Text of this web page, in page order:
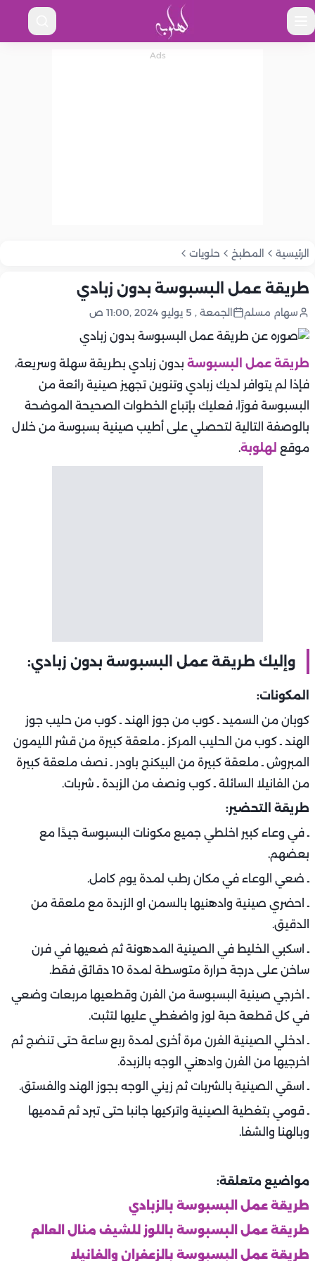
الرئيسية المطبخ حلويات
طريقة عمل البسبوسة بدون زبادي
سهام مسلم الجمعة , 5 يوليو 2024 ,11:00 ص
طريقة عمل البسبوسة بدون زبادي بطريقة سهلة وسريعة،
فإذا لم يتوافر لديك زبادي وتنوين تجهيز صينية رائعة من
البسبوسة فورًا، فعليك بإتباع الخطوات الصحيحة الموضحة
بالوصفة التالية لتحصلي على أطيب صينية بسبوسة من خلال
موقع لهلوبة.
وإليك طريقة عمل البسبوسة بدون زبادي:
المكونات:
كوبان من السميد ـ كوب من جوز الهند ـ كوب من حليب جوز
الهند ـ كوب من ‏الحليب المركز ـ ملعقة كبيرة من قشر الليمون
المبروش ـ ملعقة كبيرة من البيكنج باودر ـ نصف ملعقة كبيرة
من الفانيلا السائلة ـ كوب ونصف من الزبدة ـ شربات.
طريقة التحضير:
ـ في وعاء كبير اخلطي جميع مكونات البسبوسة جيدًا مع
بعضهم.
ـ ضعي الوعاء في مكان رطب لمدة يوم كامل.
ـ احضري صينية وادهنيها بالسمن او الزبدة مع ملعقة من
الدقيق.
ـ اسكبي الخليط في الصينية المدهونة ثم ضعيها في فرن
ساخن على درجة حرارة متوسطة لمدة 10 دقائق فقط.
ـ اخرجي صينية البسبوسة من الفرن وقطعيها مربعات وضعي
في كل قطعة حبة لوز واضغطي عليها لتثبت.
ـ ادخلي الصينية الفرن مرة أخرى لمدة ربع ساعة حتى تنضج ثم
اخرجيها من الفرن وادهني الوجه بالزبدة.
ـ اسقي الصينية بالشربات ثم زيني الوجه بجوز الهند والفستق.
ـ قومي بتغطية الصينية واتركيها جانبا حتى تبرد ثم قدميها
وبالهنا والشفا.
مواضيع متعلقة:
طريقة عمل البسبوسة بالزبادي
طريقة عمل البسبوسة باللوز للشيف منال العالم
طريقة عمل البسبوسة بالزعفران والفانيلا